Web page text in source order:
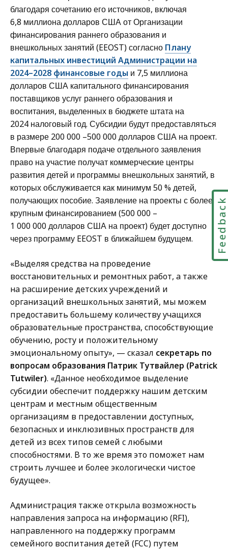
благодаря сочетанию его источников, включая
6,8 миллиона долларов США от Организации
финансирования раннего образования и
внешкольных занятий (EEOST) согласно Плану
капитальных инвестиций Администрации на
2024–2028 финансовые годы и 7,5 миллиона
долларов США капитального финансирования
поставщиков услуг раннего образования и
воспитания, выделенных в бюджете штата на
2024 налоговый год. Субсидии будут предоставляться
в размере 200 000 –500 000 долларов США на проект.
Впервые благодаря подаче отдельного заявления
право на участие получат коммерческие центры
развития детей и программы внешкольных занятий, в
которых обслуживается как минимум 50 % детей,
получающих пособие. Заявление на проекты с более
крупным финансированием (500 000 –
1 000 000 долларов США на проект) будет доступно
через программу EEOST в ближайшем будущем.
«Выделяя средства на проведение
восстановительных и ремонтных работ, а также
на расширение детских учреждений и
организаций внешкольных занятий, мы можем
предоставить большему количеству учащихся
образовательные пространства, способствующие
обучению, росту и положительному
эмоциональному опыту», — сказал секретарь по
вопросам образования Патрик Тутвайлер (Patrick
Tutwiler). «Данное необходимое выделение
субсидии обеспечит поддержку нашим детским
центрам и местным общественным
организациям в предоставлении доступных,
безопасных и инклюзивных пространств для
детей из всех типов семей с любыми
способностями. В то же время это поможет нам
строить лучшее и более экологически чистое
будущее».
Администрация также открыла возможность
направления запроса на информацию (RFI),
направленного на поддержку программ
семейного воспитания детей (FCC) путем
Feedback